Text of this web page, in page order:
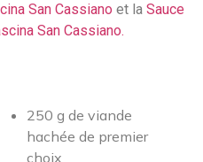
San Cassiano et la Sauce
San Cassiano.
250 g de viande
hachée de premier
choix